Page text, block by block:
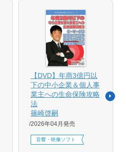
【DVD】年商3億円以
下の中小企業＆個人事
業主への生命保険攻略
法
篠崎啓嗣
2026年04月発売
音響・映像ソフト